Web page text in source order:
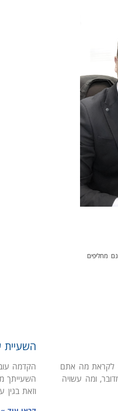
מחליפים
לקראת מה אתם
ומה עשויה
השעיית
הקדמה
השעייתך
וזאת